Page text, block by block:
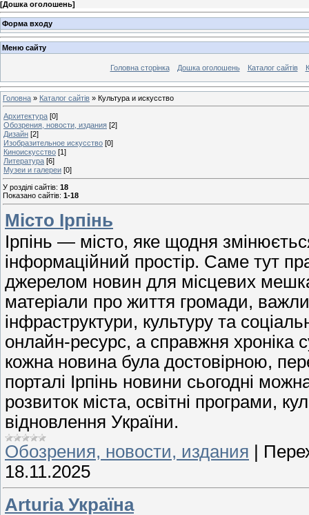
[Дошка оголошень]
Форма входу
Меню сайту
Головна сторінка Дошка оголошень Каталог сайтів
Головна » Каталог сайтів » Культура и искусство
Архитектура [0]
Обозрения, новости, издания [2]
Дизайн [2]
Изобразительное искусство [0]
Киноискусство [1]
Литература [6]
Музеи и галереи [0]
У розділі сайтів: 18
Показано сайтів: 1-18
Місто Ірпінь
Ірпінь — місто, яке щодня
інформаційний простір. Саме тут
джерелом новин для місцевих
матеріали про життя громади,
інфраструктури, культуру та
онлайн-ресурс, а справжня хроніка
кожна новина була достовірною,
порталі Ірпінь новини сьогодні
розвиток міста, освітні програми,
відновлення України.
Обозрения, новости, издания
18.11.2025
Arturia Україна